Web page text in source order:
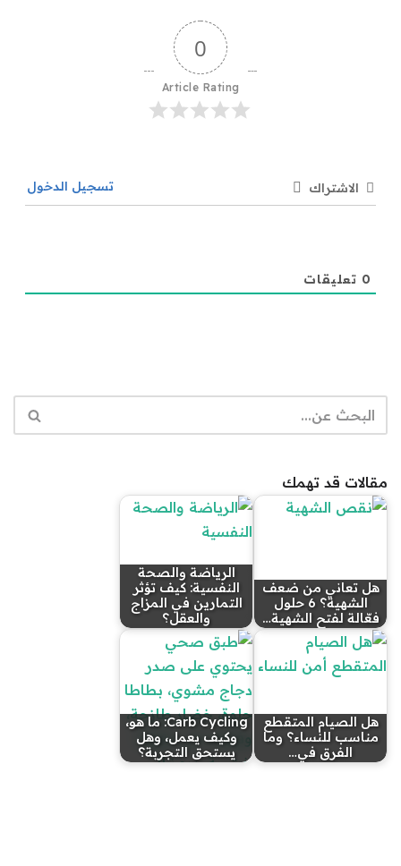
0
Article Rating
الاشتراك تسجيل الدخول
0 تعليقات
مقالات قد تهمك
هل تعاني من ضعف
الشهية؟ 6 حلول
فعّالة لفتح الشهية…
الرياضة والصحة
النفسية: كيف تؤثر
التمارين في المزاج
والعقل؟
هل الصيام المتقطع
مناسب للنساء؟ وما
الفرق في…
Carb Cycling: ما هو،
وكيف يعمل، وهل
يستحق التجربة؟